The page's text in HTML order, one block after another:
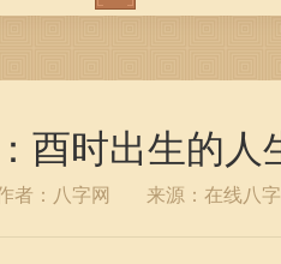
字排盘
酉时出生的人
者：八字网 来源：在线八